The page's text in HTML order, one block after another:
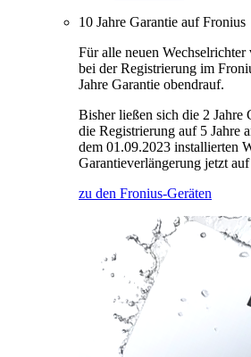
10 Jahre Garantie auf Fronius
Für alle neuen
bei der Registrierung im
Jahre Garantie obendrauf.
Bisher ließen sich die 2 Jahre
die Registrierung auf 5 Jahre
dem 01.09.2023 installierten
Garantieverlängerung jetzt
zu den Fronius-Geräten